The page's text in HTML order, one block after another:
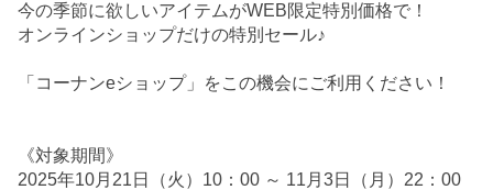
今の季節に欲しいアイテムがWEB限定特別価格で！
オンラインショップだけの特別セール♪
「コーナンeショップ」をこの機会にご利用ください！
《対象期間》
2025年10月21日（火）10：00 ～ 11月3日（月）22：00